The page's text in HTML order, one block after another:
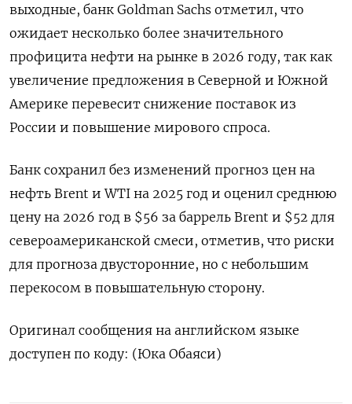
выходные, банк Goldman Sachs отметил, что
ожидает несколько более значительного
профицита нефти на рынке в 2026 году, так как
увеличение предложения в Северной и Южной
Америке перевесит снижение поставок из
России и повышение мирового спроса.
Банк сохранил без изменений прогноз цен на
нефть Brent и WTI на 2025 год и оценил среднюю
цену на 2026 год в $56 за баррель Brent и $52 для
североамериканской смеси, отметив, что риски
для прогноза двусторонние, но с небольшим
перекосом в повышательную сторону.
Оригинал сообщения на английском языке
доступен по коду: (Юка Обаяси)